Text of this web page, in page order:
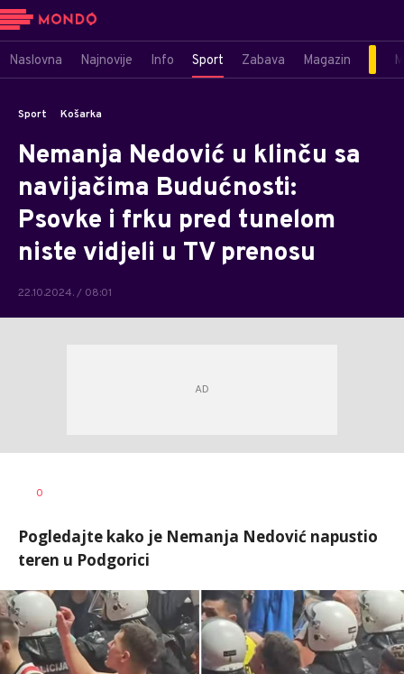
Naslovna Najnovije Info Sport Zabava Magazin
Sport Košarka
Nemanja Nedović u klinču sa
navijačima Budućnosti:
Psovke i frku pred tunelom
niste vidjeli u TV prenosu
22.10.2024. / 08:01
0
Pogledajte kako je Nemanja Nedović napustio
teren u Podgorici